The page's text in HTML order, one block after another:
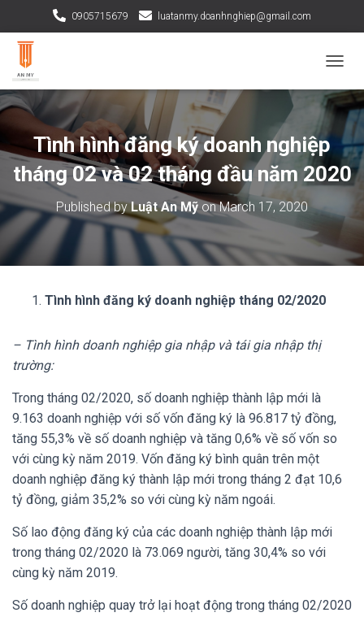
0905715679 luatanmy.doanhnghiep@gmail.com
Tình hình đăng ký doanh nghiệp
tháng 02 và 02 tháng đầu năm 2020
Published byLuật An Mỹ onMarch 17, 2020
Tình hình đăng ký doanh nghiệp tháng 02/2020
– Tình hình doanh nghiệp gia nhập và tái gia nhập thị
trường:
Trong tháng 02/2020, số doanh nghiệp thành lập mới là
9.163 doanh nghiệp với số vốn đăng ký là 96.817 tỷ đồng,
tăng 55,3% về số doanh nghiệp và tăng 0,6% về số vốn so
với cùng kỳ năm 2019. Vốn đăng ký bình quân trên một
doanh nghiệp đăng ký thành lập mới trong tháng 2 đạt 10,6
tỷ đồng, giảm 35,2% so với cùng kỳ năm ngoái.
Số lao động đăng ký của các doanh nghiệp thành lập mới
trong tháng 02/2020 là 73.069 người, tăng 30,4% so với
cùng kỳ năm 2019.
Số doanh nghiệp quay trở lại hoạt động trong tháng 02/2020